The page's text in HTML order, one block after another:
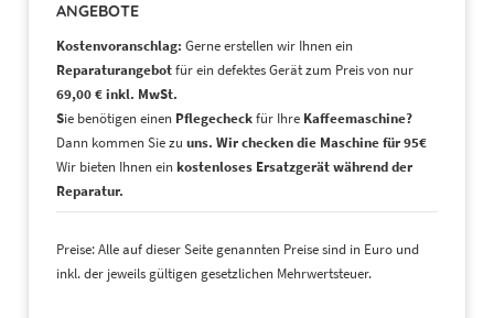
ANGEBOTE
Kostenvoranschlag: Gerne erstellen wir Ihnen ein
Reparaturangebotfür ein defektes Gerät zum Preis von nur
69,00 € inkl. MwSt.
Sie benötigen einen Pflegecheckfür Ihre Kaffeemaschine?
Dann kommen Sie zu uns. Wir checken die Maschine für 95€
Wir bieten Ihnen einkostenloses Ersatzgerät während der
Reparatur.
Preise: Alle auf dieser Seite genannten Preise sind in Euro und
inkl. der jeweils gültigen gesetzlichen Mehrwertsteuer.